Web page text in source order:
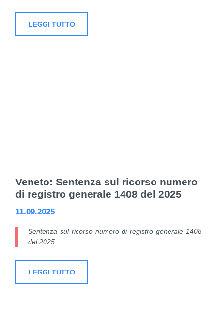
LEGGI TUTTO
Veneto: Sentenza sul ricorso numero
di registro generale 1408 del 2025
11.09.2025
Sentenza sul ricorso numero di registro generale 1408
del 2025.
LEGGI TUTTO